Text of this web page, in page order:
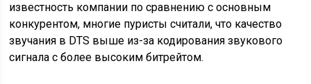
известность компании по сравнению с основным
конкурентом, многие пуристы считали, что качество
звучания в DTS выше из-за кодирования звукового
сигнала с более высоким битрейтом.